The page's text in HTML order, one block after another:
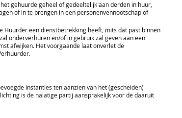
gehuurde geheel of gedeeltelijk aan derden in huur,
of in te brengen in een personenvennootschap of
een dienstbetrekking heeft, mits dat past binnen
onderverhuren en/of in gebruik zal geven aan een
afwijken. Het voorgaande laat onverlet de
instanties ten aanzien van het (gescheiden)
is de nalatige partij aansprakelijk voor de daaruit